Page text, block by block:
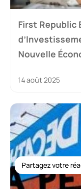
First Republic
Nouvelle
14 août 2025
Partagez votre